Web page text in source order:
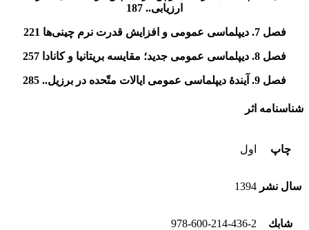
ارزیابی.. 187
فصل 7. دیپلماسی عمومی و افزایش قدرت نرم چینی‌ها 221
فصل 8. دیپلماسی عمومی جدید؛ مقایسه بریتانیا و کانادا 257
فصل 9. آیندۀ دیپلماسی عمومی ایالات متّحده در برزیل.. 285
شناسنامه اثر
چاپ اول
سال نشر 1394
شابك 978-600-214-436-2